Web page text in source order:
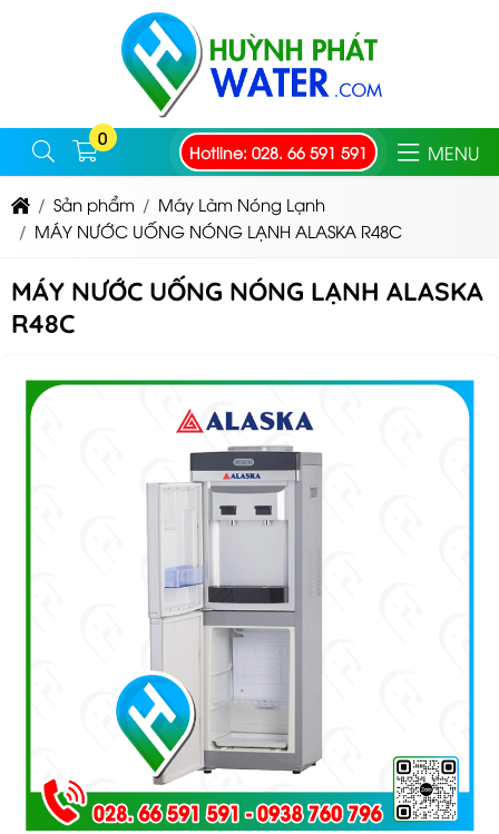
0
Hotline: 028. 66 591 591 MENU
Sản phẩm
Máy Làm Nóng Lạnh
MÁY NƯỚC UỐNG NÓNG LẠNH ALASKA R48C
MÁY NƯỚC UỐNG NÓNG LẠNH ALASKA
R48C